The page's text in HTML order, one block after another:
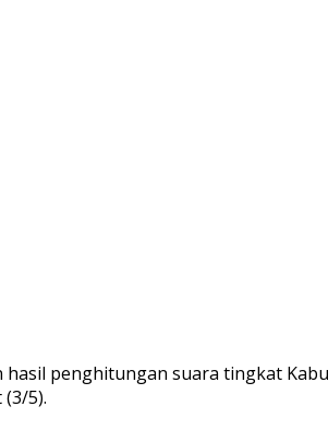
penghitungan suara tingkat
5).